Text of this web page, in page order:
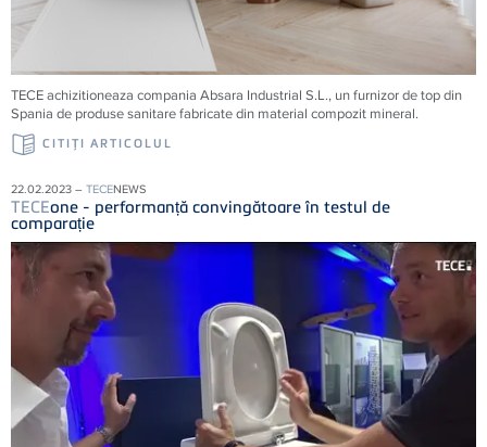
TECE achizitioneaza compania Absara Industrial S.L., un furnizor de top din
Spania de produse sanitare fabricate din material compozit mineral.
CITIŢI ARTICOLUL
22.02.2023 – TECENEWS
TECEone - performanță convingătoare în testul de
comparație